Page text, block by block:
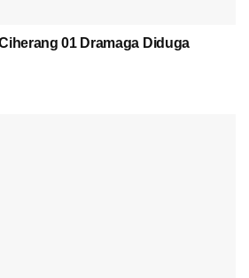
01 Dramaga Diduga